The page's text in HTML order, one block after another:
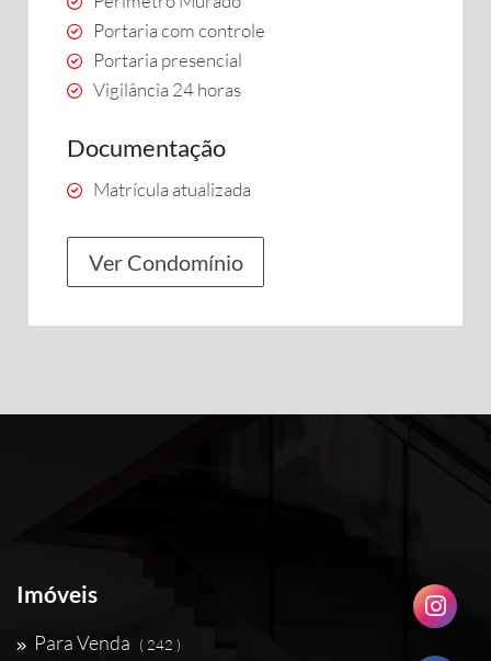
Portaria com controle
Portaria presencial
Vigilância 24 horas
Documentação
Matrícula atualizada
Ver Condomínio
Imóveis
Para Venda ( 242 )